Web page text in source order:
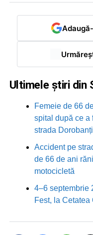
Ultimele știri din
Femeie de 66
spital după ce a
strada
Accident pe
de 66 de ani
motocicletă
4–6 septembrie
Fest, la